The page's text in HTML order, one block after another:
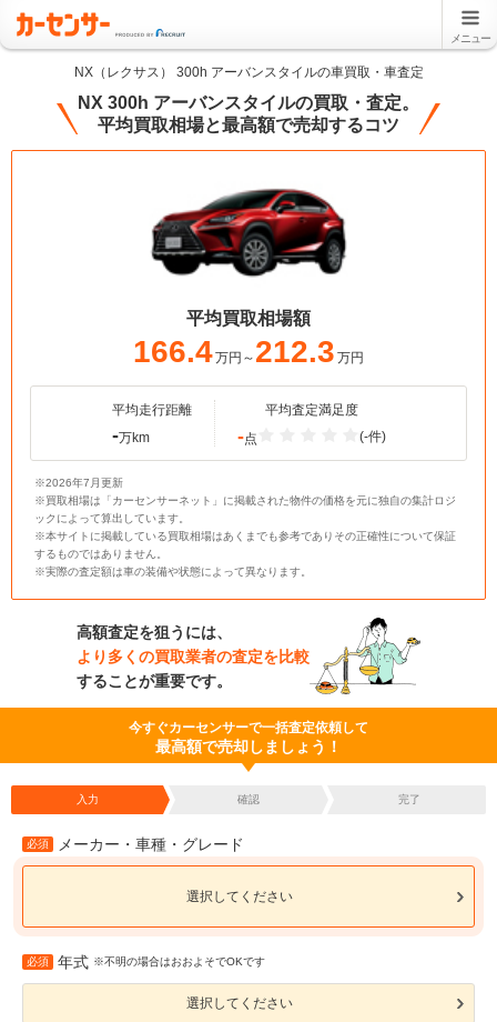
メニュー
NX（レクサス） 300h アーバンスタイルの車買取・車査定
NX 300h アーバンスタイルの買取・査定。
平均買取相場と最高額で売却するコツ
平均買取相場額
166.4万円～ 212.3 万円
平均走行距離
-万km
平均査定満足度
-点 (-件)
※2026年7月更新
※買取相場は「カーセンサーネット」に掲載された物件の価格を元に独自の集計ロジ
ックによって算出しています。
※本サイトに掲載している買取相場はあくまでも参考でありその正確性について保証
するものではありません。
※実際の査定額は車の装備や状態によって異なります。
高額査定を狙うには、
より多くの買取業者の査定を比較
することが重要です。
今すぐカーセンサーで一括査定依頼して
最高額で売却しましょう！
入力 確認 完了
必須 メーカー・車種・グレード
選択してください
必須 年式 ※不明の場合はおおよそでOKです
選択してください